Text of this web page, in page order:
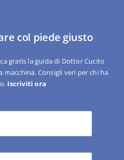
col piede giusto
gratis la guida di Dottor Cucito
Consigli veri per chi ha
Iscriviti ora